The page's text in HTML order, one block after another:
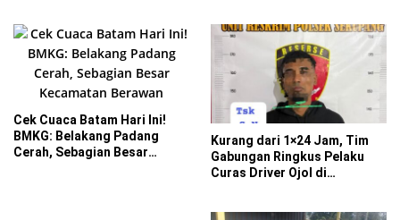
Cek Cuaca Batam Hari Ini!
BMKG: Belakang Padang
Cerah, Sebagian Besar
Kurang dari 1×24 Jam, Tim
Gabungan Ringkus Pelaku
Curas Driver Ojol di